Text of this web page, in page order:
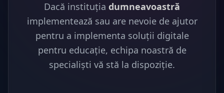
Dacă instituția dumneavoastră
implementează sau are nevoie de ajutor
pentru a implementa soluții digitale
pentru educație, echipa noastră de
specialiști vă stă la dispoziție.